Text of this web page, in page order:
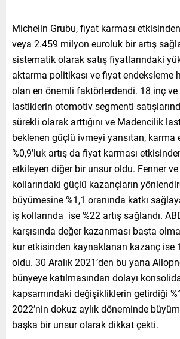
Michelin Grubu, fiyat karması
veya 2.459 milyon euroluk bir artış
sistematik olarak satış fiyatlarındaki
aktarma politikası ve fiyat endeksleme
olan en önemli faktörlerdendi. 18 inç ve
lastiklerin otomotiv segmenti
sürekli olarak arttığını ve Madencilik
beklenen güçlü ivmeyi yansıtan, karma
%0,9’luk artış da fiyat karması
etkileyen diğer bir unsur oldu. Fenner
kollarındaki güçlü kazançların
büyümesine %1,1 oranında katkı
iş kollarında ise %22 artış sağlandı.
karşısında değer kazanması başta
kur etkisinden kaynaklanan kazanç ise
oldu. 30 Aralık 2021’den bu yana
bünyeye katılmasından dolayı
kapsamındaki değişikliklerin getirdiği
2022’nin dokuz aylık döneminde
başka bir unsur olarak dikkat çekti.